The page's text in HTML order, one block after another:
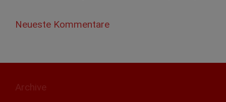
Neueste Kommentare
Archive